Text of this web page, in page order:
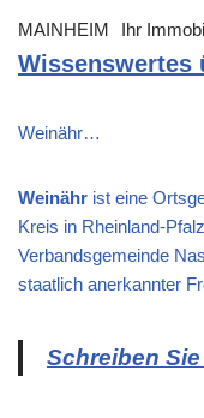
MAINHEIM Ihr
Wissenswertes
Weinähr…
Weinähr ist eine
Kreis in Rheinland-
Verbandsgemeinde
staatlich anerkannter
Schreiben